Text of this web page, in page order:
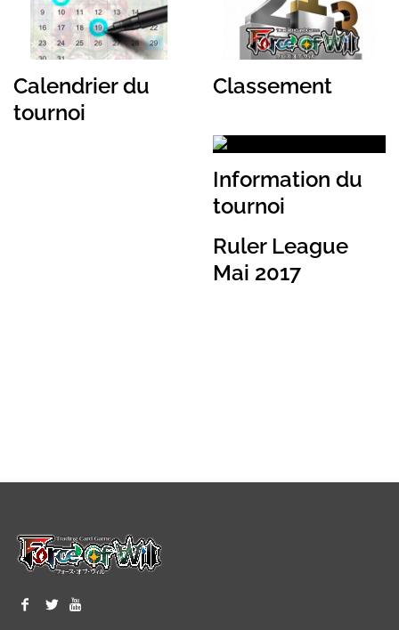
Calendrier du
tournoi
Classement
Information du
tournoi
Ruler League
Mai 2017